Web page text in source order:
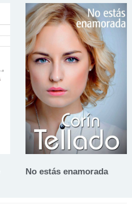
No estás enamorada